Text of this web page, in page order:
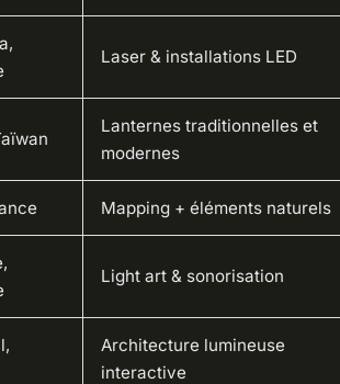
Laser & installations LED
Lanternes traditionnelles et
modernes
Mapping + éléments naturels
Light art & sonorisation
Architecture lumineuse
interactive